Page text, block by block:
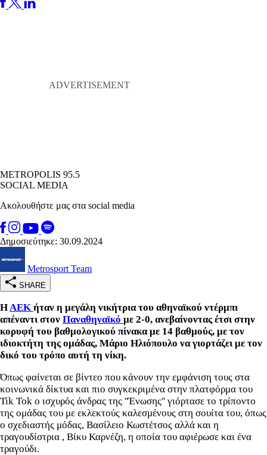
METROPOLIS 95.5
SOCIAL MEDIA
Ακολουθήστε μας στα social media
Δημοσιεύτηκε: 30.09.2024
Metrosport Team
SHARE
ΗΑΕΚ ήταν η μεγάλη νικήτρια του αθηναϊκού ντέρμπι
απέναντι στον Παναθηναϊκό με 2-0, ανεβαίνοντας έτσι στην
κορυφή του βαθμολογικού πίνακα με 14 βαθμούς, με τον
ιδιοκτήτη της ομάδας, Μάριο Ηλιόπουλο να γιορτάζει με τον
δικό του τρόπο αυτή τη νίκη.
Όπως φαίνεται σε βίντεο που κάνουν την εμφάνιση τους στα
κοινωνικά δίκτυα και πιο συγκεκριμένα στην πλατφόρμα του
Tik Tok ο ισχυρός άνδρας της ''Ένωσης'' γιόρτασε το τρίποντο
της ομάδας του με εκλεκτούς καλεσμένους στη σουίτα του, όπως
ο σχεδιαστής μόδας, Βασίλειο Κωστέτσος αλλά και η
τραγουδίστρια , Βίκυ Καρνέζη, η οποία του αφιέρωσε και ένα
τραγούδι.